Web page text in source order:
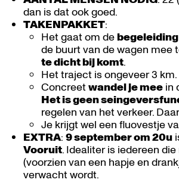
dan is dat ook goed.
TAKENPAKKET:
Het gaat om de
de buurt van de wagen mee
te dicht bij komt.
Het traject is ongeveer 3 km.
Concreetwandel je mee in
Het is geen
regelen van het verkeer.
Je krijgt wel een fluovestje
EXTRA:9 september om 20u
Vooruit. Idealiter is iedereen
(voorzien van een hapje en
verwacht wordt.